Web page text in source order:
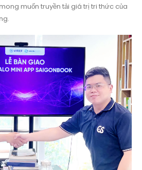
muốn truyền tải giá trị tri thức của